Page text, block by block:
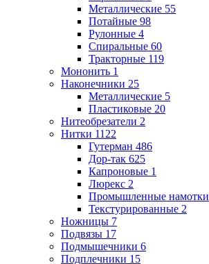
Металлические 55
Потайные 98
Рулонные 4
Спиральные 60
Тракторные 119
Мононить 1
Наконечники 25
Металлические 5
Пластиковые 20
Нитеобрезатели 2
Нитки 1122
Гутерман 486
Дор-так 625
Капроновые 1
Люрекс 2
Промышленные намотки
Текстурированные 2
Ножницы 7
Подвязы 17
Подмышечники 6
Подплечники 15